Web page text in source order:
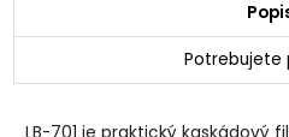
Potrebujete